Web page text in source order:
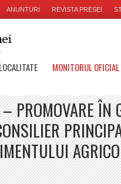
ANUNTURI REVISTA PRESEI
MONITORUL
PROMOVARE ÎN